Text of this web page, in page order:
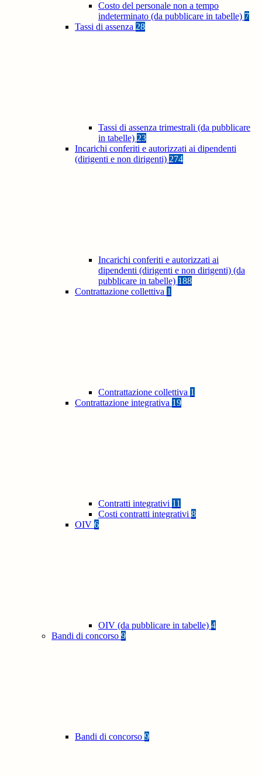
Costo del personale non a tempo
indeterminato (da pubblicare in tabelle) 7
Tassi di assenza 28
Tassi di assenza trimestrali (da pubblicare
in tabelle) 23
Incarichi conferiti e autorizzati ai dipendenti
(dirigenti e non dirigenti) 274
Incarichi conferiti e autorizzati ai
dipendenti (dirigenti e non dirigenti) (da
pubblicare in tabelle) 188
Contrattazione collettiva 1
Contrattazione collettiva 1
Contrattazione integrativa 19
Contratti integrativi 11
Costi contratti integrativi 8
OIV 6
OIV (da pubblicare in tabelle) 4
Bandi di concorso 9
Bandi di concorso 9